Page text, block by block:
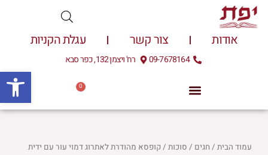
דילוג
לתוכן
אודות צור קשר עגלת הקניות
09-7678164 רח' ויצמן 132, כפר סבא
0
עגלת
עמוד הבית/ חגים / סוכות/ קופסא מהודרת לאתרוג דמוי עור עם ידית